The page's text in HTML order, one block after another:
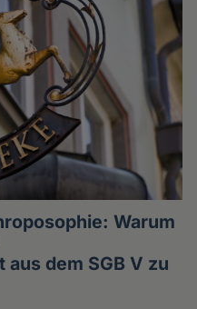
Warum
dem SGB V zu